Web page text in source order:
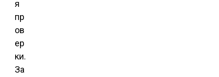
я
пр
ов
ер
ки.
За